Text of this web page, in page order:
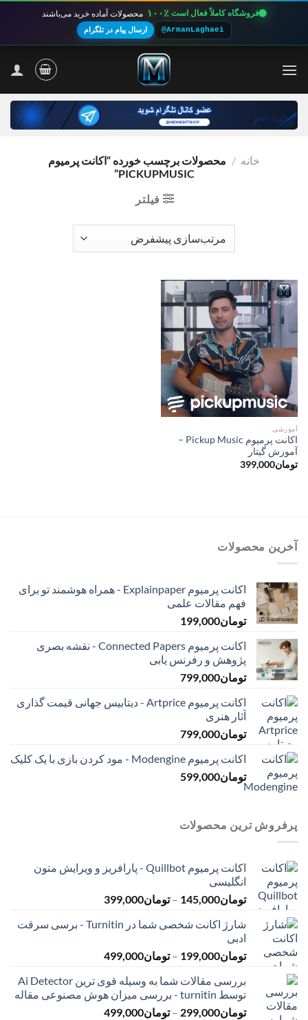
فروشگاه کاملاً فعال است ۱۰۰٪ محصولات آماده خرید می‌باشند
@ArmanLaghaei ارسال پیام در تلگرام
خانه / محصولات برچسب خورده “اکانت پرمیوم
PICKUPMUSIC”
فیلتر
آموزشی
اکانت پرمیوم Pickup Music –
آموزش گیتار
تومان399,000
آخرین محصولات
اکانت پرمیوم Explainpaper - همراه هوشمند تو برای
فهم مقالات علمی
تومان199,000
اکانت پرمیوم Connected Papers - نقشه بصری
پژوهش و رفرنس یابی
تومان799,000
اکانت پرمیوم Artprice - دیتابیس جهانی قیمت ‌گذاری
آثار هنری
تومان799,000
اکانت پرمیوم Modengine - مود کردن بازی با یک کلیک
تومان599,000
پرفروش ترین محصولات
اکانت پرمیوم Quillbot - پارافریز و ویرایش متون
انگلیسی
تومان145,000
– تومان399,000
تومان145,000
تومان399,000
شارژ اکانت شخصی شما در Turnitin - برسی سرقت
ادبی
تومان199,000
– تومان499,000محدوده
تومان199,000
تا
تومان499,000
بررسی مقالات شما به وسیله قوی ترین Ai Detector
توسط turnitin - بررسی میزان هوش مصنوعی مقاله
تومان299,000
– تومان499,000محدوده